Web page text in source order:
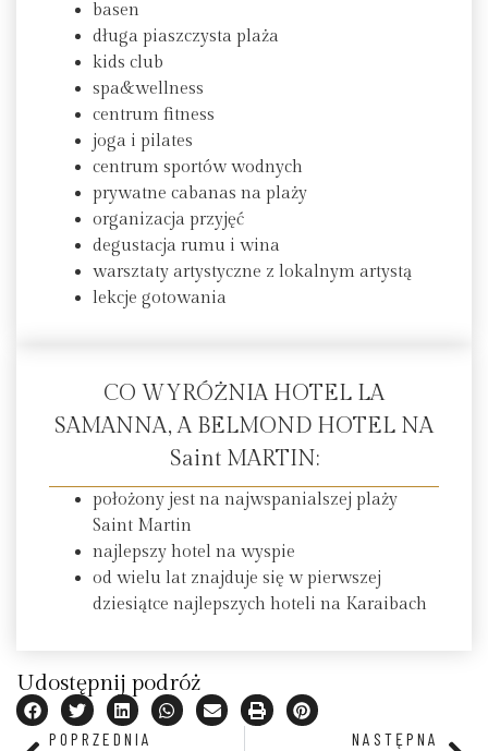
basen
długa piaszczysta plaża
kids club
spa&wellness
centrum fitness
joga i pilates
centrum sportów wodnych
prywatne cabanas na plaży
organizacja przyjęć
degustacja rumu i wina
warsztaty artystyczne z lokalnym artystą
lekcje gotowania
CO WYRÓŻNIA HOTEL LA
SAMANNA, A BELMOND HOTEL NA
Saint MARTIN:
położony jest na najwspanialszej plaży
Saint Martin
najlepszy hotel na wyspie
od wielu lat znajduje się w pierwszej
dziesiątce najlepszych hoteli na Karaibach
Udostępnij podróż
POPRZEDNIA
NASTĘPNA